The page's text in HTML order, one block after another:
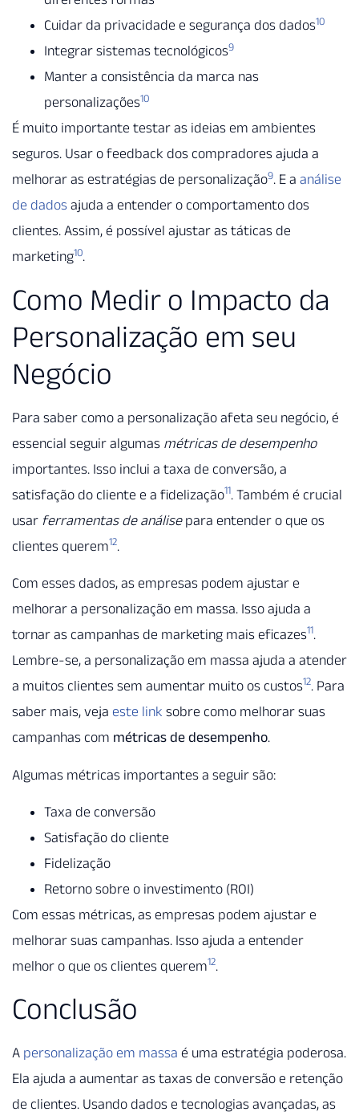
Cuidar da privacidade e segurança dos dados10
Integrar sistemas tecnológicos9
Manter a consistência da marca nas
personalizações10
É muito importante testar as ideias em ambientes
seguros. Usar o feedback dos compradores ajuda a
melhorar as estratégias de personalização9. E a análise
de dados ajuda a entender o comportamento dos
clientes. Assim, é possível ajustar as táticas de
marketing10.
Como Medir o Impacto da
Personalização em seu
Negócio
Para saber como a personalização afeta seu negócio, é
essencial seguir algumas métricas de desempenho
importantes. Isso inclui a taxa de conversão, a
satisfação do cliente e a fidelização11. Também é crucial
usar ferramentas de análisepara entender o que os
clientes querem12.
Com esses dados, as empresas podem ajustar e
melhorar a personalização em massa. Isso ajuda a
tornar as campanhas de marketing mais eficazes11.
Lembre-se, a personalização em massa ajuda a atender
a muitos clientes sem aumentar muito os custos12. Para
saber mais, veja este link sobre como melhorar suas
campanhas com métricas de desempenho.
Algumas métricas importantes a seguir são:
Taxa de conversão
Satisfação do cliente
Fidelização
Retorno sobre o investimento (ROI)
Com essas métricas, as empresas podem ajustar e
melhorar suas campanhas. Isso ajuda a entender
melhor o que os clientes querem12.
Conclusão
A personalização em massa é uma estratégia poderosa.
Ela ajuda a aumentar as taxas de conversão e retenção
de clientes. Usando dados e tecnologias avançadas, as